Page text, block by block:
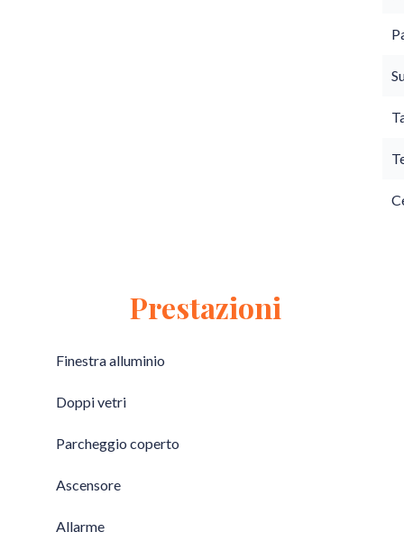
Prestazioni
Finestra alluminio
Doppi vetri
Parcheggio coperto
Ascensore
Allarme